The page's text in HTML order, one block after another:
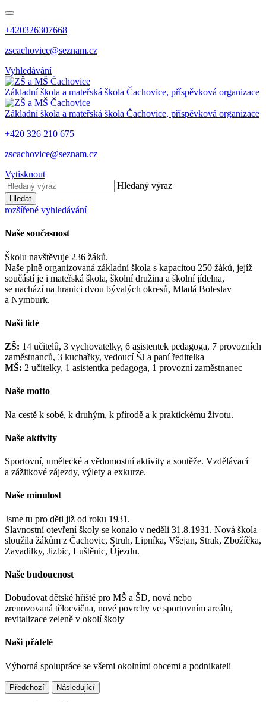
+420326307668
zscachovice@seznam.cz
Vyhledávání
Základní škola a mateřská škola Čachovice, příspěvková organizace
Základní škola a mateřská škola Čachovice, příspěvková organizace
+420 326 210 675
zscachovice@seznam.cz
Vytisknout
Hledaný výraz
Hledat
rozšířené vyhledávání
Naše současnost
Školu navštěvuje 236 žáků.
Naše plně organizovaná základní škola s kapacitou 250 žáků, jejíž
součástí je i mateřská škola, školní družina a školní jídelna,
se nachází na hranici dvou bývalých okresů, Mladá Boleslav
a Nymburk.
Naši lidé
ZŠ: 14 učitelů, 3 vychovatelky, 6 asistentek pedagoga, 7 provozních
zaměstnanců, 3 kuchařky, vedoucí ŠJ a paní ředitelka
MŠ: 2 učitelky, 1 asistentka pedagoga, 1 provozní zaměstnanec
Naše motto
Na cestě k sobě, k druhým, k přírodě a k praktickému životu.
Naše aktivity
Sportovní, umělecké a vědomostní aktivity a soutěže. Vzdělávací
a zážitkové zájezdy, výlety a exkurze.
Naše minulost
Jsme tu pro děti již od roku 1931.
Slavnostní otevření školy se konalo v neděli 31.8.1931. Nová škola
sloužila žákům z Čachovic, Struh, Lipníka, Všejan, Strak, Zbožíčka,
Zavadilky, Jizbic, Luštěnic, Újezdu.
Naše budoucnost
Dobudovat dětské hřiště pro MŠ a ŠD, nová nebo
zrenovovaná tělocvična, nové povrchy ve sportovním areálu,
revitalizace zeleně v okolí školy
Naši přátelé
Výborná spolupráce se všemi okolními obcemi a podnikateli
Předchozí Následující